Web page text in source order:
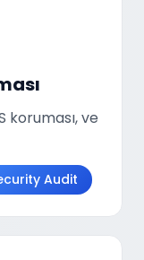
koruması, ve
Audit